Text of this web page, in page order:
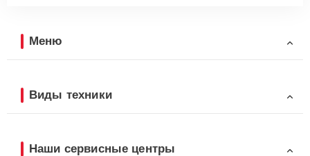
Меню
Виды техники
Наши сервисные центры